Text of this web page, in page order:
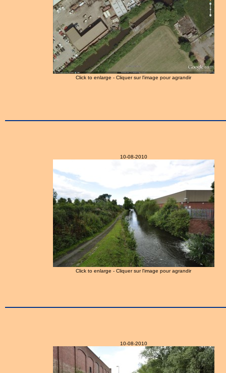
Click to enlarge - Cliquer sur l'image pour agrandir
10-08-2010
Click to enlarge - Cliquer sur l'image pour agrandir
10-08-2010